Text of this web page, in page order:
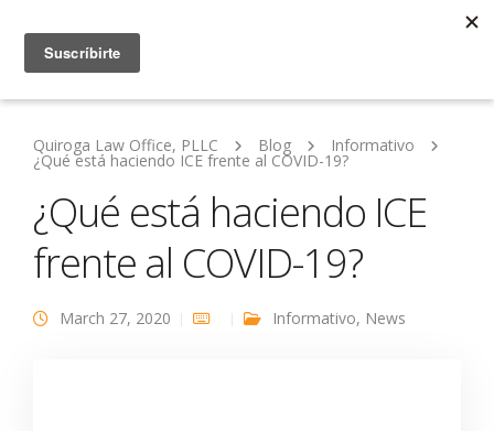
Quiroga Law Office, PLLC Blog Informativo
¿Qué está haciendo ICE frente al COVID-19?
¿Qué está haciendo ICE
frente al COVID-19?
March 27, 2020 Informativo, News